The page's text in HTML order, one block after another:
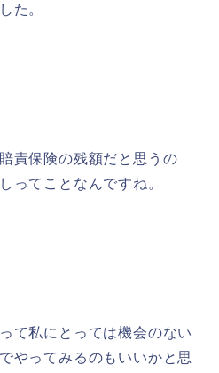
た。
責保険の残額だと思うの
ってことなんですね。
て私にとっては機会のない
やってみるのもいいかと思